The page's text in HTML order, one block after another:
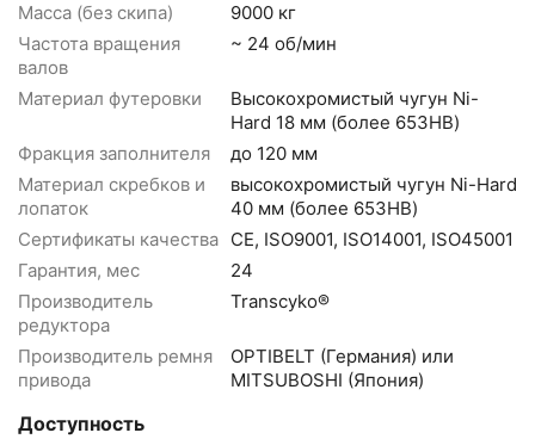
Масса (без скипа)
9000 кг
Частота вращения
валов
~ 24 об/мин
Материал футеровки
Высокохромистый чугун Ni-
Hard 18 мм (более 653HB)
Фракция заполнителя
до 120 мм
Материал скребков и
лопаток
высокохромистый чугун Ni-Hard
40 мм (более 653HB)
Сертификаты качества CE, ISO9001, ISO14001, ISO45001
Гарантия, мес
24
Производитель
редуктора
Transcyko®
Производитель ремня
привода
OPTIBELT (Германия) или
MITSUBOSHI (Япония)
Доступность